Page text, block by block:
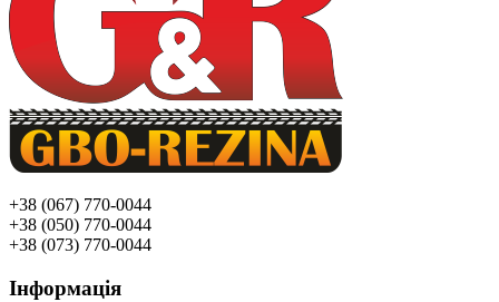
+38 (067) 770-0044
+38 (050) 770-0044
+38 (073) 770-0044
Інформація